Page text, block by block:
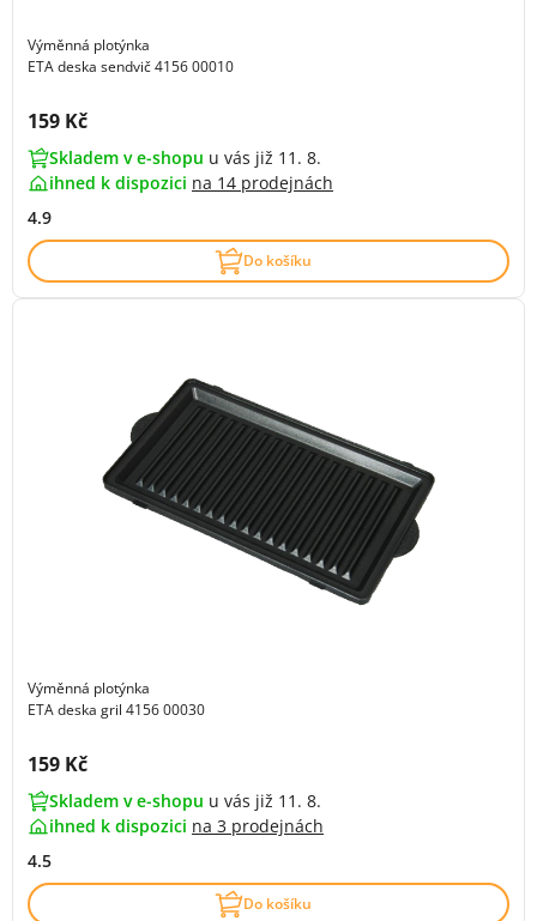
Výměnná plotýnka
ETA deska sendvič 4156 00010
Cena s DPH:
159 Kč
Skladem v e-shopu u vás již 11. 8.
ihned k dispozici na 14 prodejnách
4.9
Do košíku
Výměnná plotýnka
ETA deska gril 4156 00030
Cena s DPH:
159 Kč
Skladem v e-shopu u vás již 11. 8.
ihned k dispozici na 3 prodejnách
4.5
Do košíku